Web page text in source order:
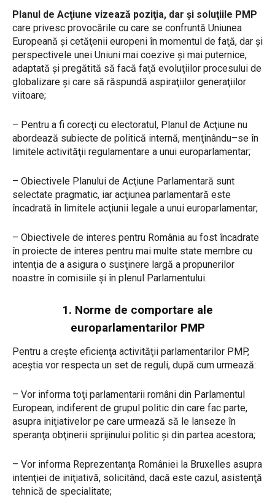
Planul de Acţiune vizează poziţia, dar şi soluţiile PMP
care privesc provocările cu care se confruntă Uniunea
Europeană şi cetăţenii europeni în momentul de faţă, dar şi
perspectivele unei Uniuni mai coezive şi mai puternice,
adaptată şi pregătită să facă faţă evoluţiilor procesului de
globalizare şi care să răspundă aspiraţiilor generaţiilor
viitoare;
– Pentru a fi corecţi cu electoratul, Planul de Acţiune nu
abordează subiecte de politică internă, menţinându–se în
limitele activităţii regulamentare a unui europarlamentar;
– Obiectivele Planului de Acţiune Parlamentară sunt
selectate pragmatic, iar acţiunea parlamentară este
încadrată în limitele acţiunii legale a unui europarlamentar;
– Obiectivele de interes pentru România au fost încadrate
în proiecte de interes pentru mai multe state membre cu
intenţia de a asigura o susţinere largă a propunerilor
noastre în comisiile şi în plenul Parlamentului.
1. Norme de comportare ale
europarlamentarilor PMP
Pentru a creşte eficienţa activităţii parlamentarilor PMP,
aceştia vor respecta un set de reguli, după cum urmează:
– Vor informa toţi parlamentarii români din Parlamentul
European, indiferent de grupul politic din care fac parte,
asupra iniţiativelor pe care urmează să le lanseze în
speranţa obţinerii sprijinului politic şi din partea acestora;
– Vor informa Reprezentanţa României la Bruxelles asupra
intenţiei de iniţiativă, solicitând, dacă este cazul, asistenţă
tehnică de specialitate;